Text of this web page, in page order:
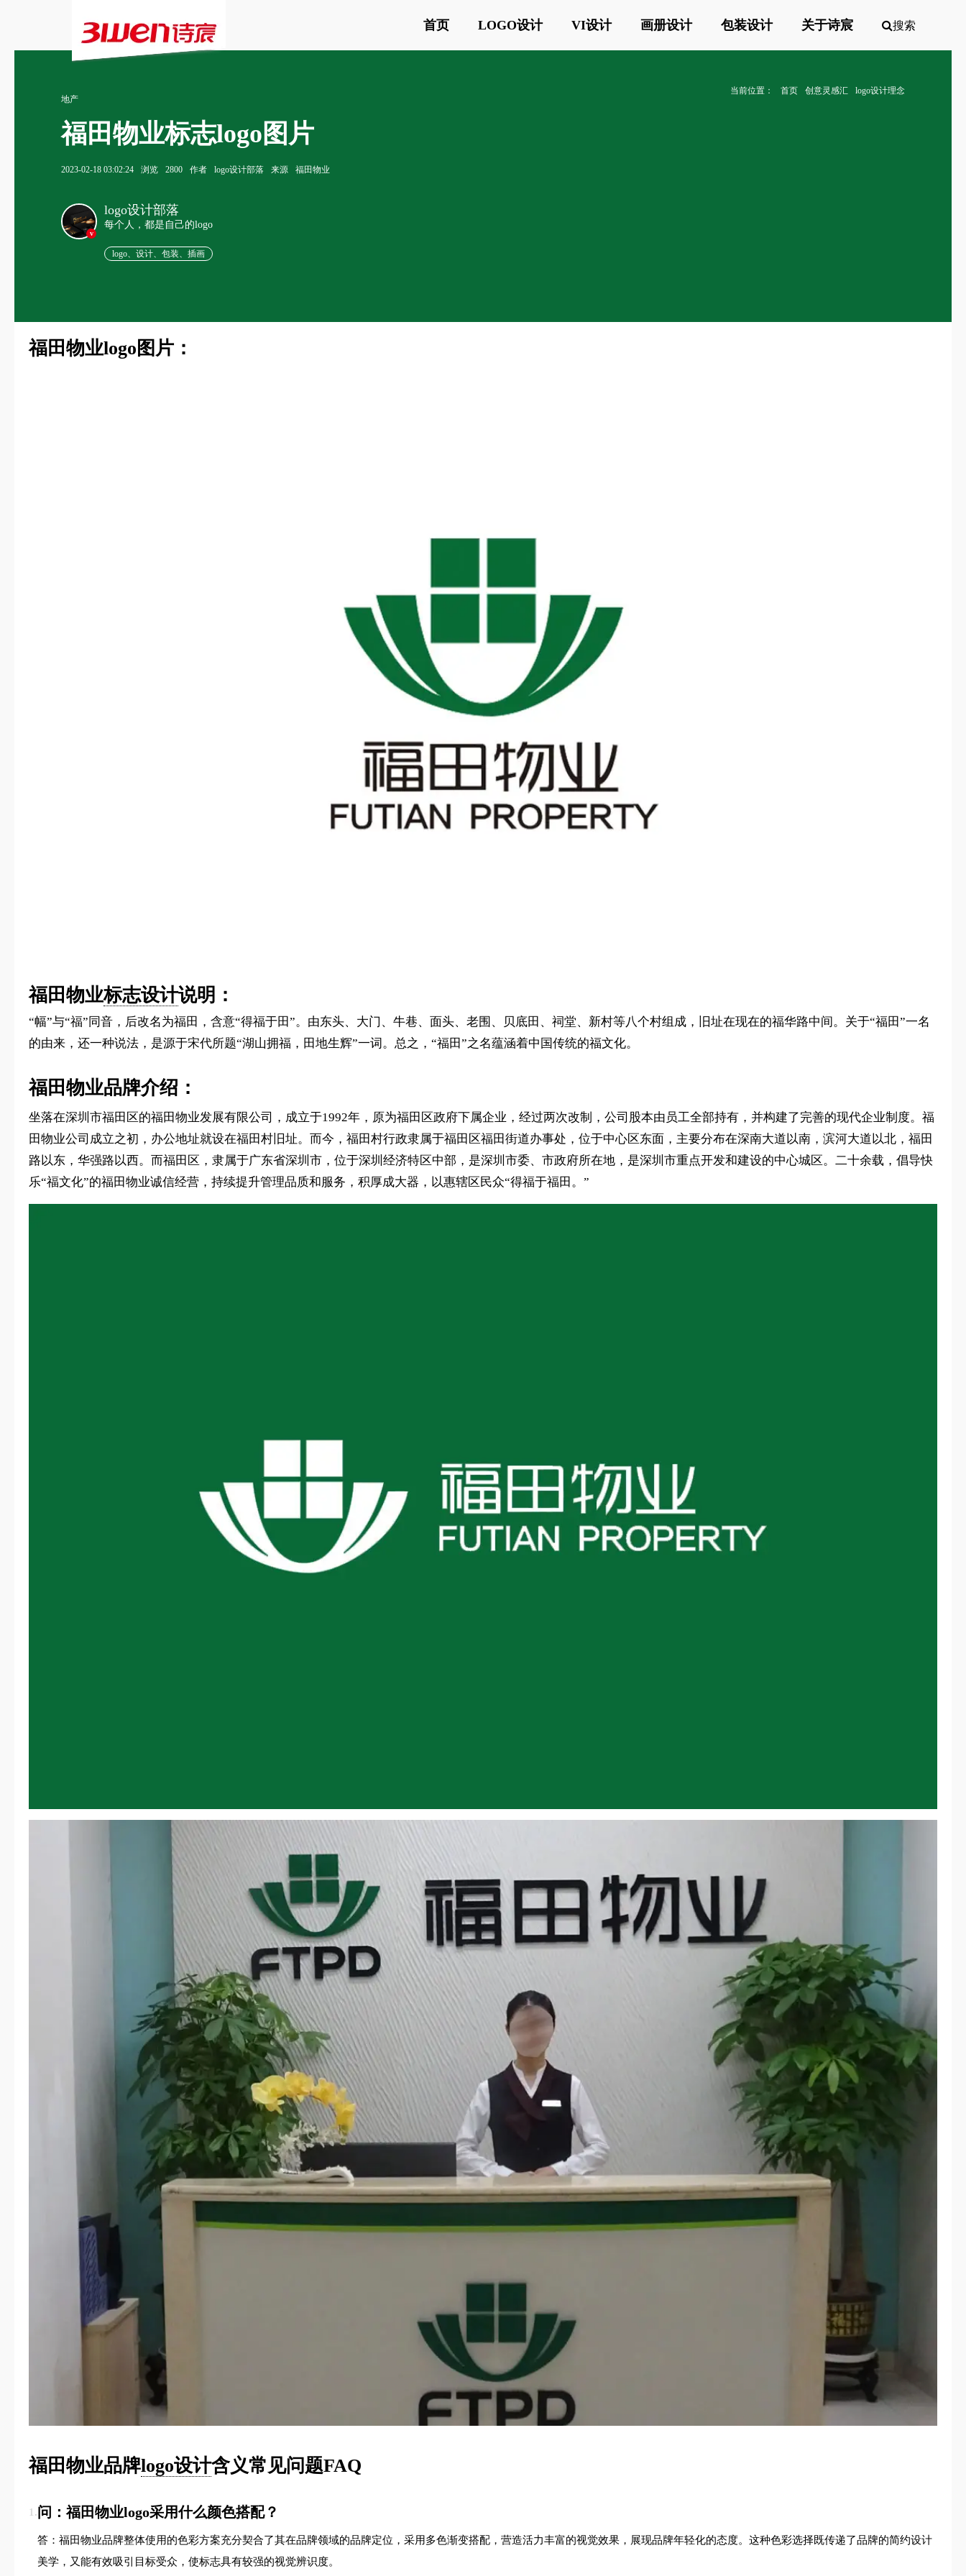
首页 LOGO设计 VI设计 画册设计 包装设计 关于诗宸 搜索
当前位置： 首页 创意灵感汇
logo设计理念
地产
福田物业标志logo图片
2023-02-18 03:02:24 浏览 2800 作者 logo设计部落 来源 福田物业
v
logo设计部落
每个人，都是自己的logo
logo、设计、包装、插画
福田物业logo图片：
福田物业标志设计说明：
“幅”与“福”同音，后改名为福田，含意“得福于田”。由东头、大门、牛巷、面头、老围、贝底田、祠堂、新村等八个村组成，旧址在现在的福华路中间。关于“福田”一名
的由来，还一种说法，是源于宋代所题“湖山拥福，田地生辉”一词。总之，“福田”之名蕴涵着中国传统的福文化。
福田物业品牌介绍：
坐落在深圳市福田区的福田物业发展有限公司，成立于1992年，原为福田区政府下属企业，经过两次改制，公司股本由员工全部持有，并构建了完善的现代企业制度。福
田物业公司成立之初，办公地址就设在福田村旧址。而今，福田村行政隶属于福田区福田街道办事处，位于中心区东面，主要分布在深南大道以南，滨河大道以北，福田
路以东，华强路以西。而福田区，隶属于广东省深圳市，位于深圳经济特区中部，是深圳市委、市政府所在地，是深圳市重点开发和建设的中心城区。二十余载，倡导快
乐“福文化”的福田物业诚信经营，持续提升管理品质和服务，积厚成大器，以惠辖区民众“得福于福田。”
福田物业品牌logo设计含义常见问题FAQ
1.问：福田物业logo采用什么颜色搭配？
答：福田物业品牌整体使用的色彩方案充分契合了其在品牌领域的品牌定位，采用多色渐变搭配，营造活力丰富的视觉效果，展现品牌年轻化的态度。这种色彩选择既传递了品牌的简约设计
美学，又能有效吸引目标受众，使标志具有较强的视觉辨识度。